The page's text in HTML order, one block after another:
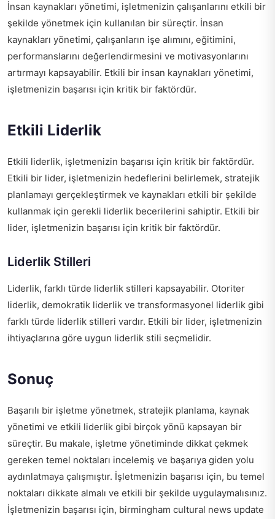
İnsan kaynakları yönetimi, işletmenizin çalışanlarını etkili bir
şekilde yönetmek için kullanılan bir süreçtir. İnsan
kaynakları yönetimi, çalışanların işe alımını, eğitimini,
performanslarını değerlendirmesini ve motivasyonlarını
artırmayı kapsayabilir. Etkili bir insan kaynakları yönetimi,
işletmenizin başarısı için kritik bir faktördür.
Etkili Liderlik
Etkili liderlik, işletmenizin başarısı için kritik bir faktördür.
Etkili bir lider, işletmenizin hedeflerini belirlemek, stratejik
planlamayı gerçekleştirmek ve kaynakları etkili bir şekilde
kullanmak için gerekli liderlik becerilerini sahiptir. Etkili bir
lider, işletmenizin başarısı için kritik bir faktördür.
Liderlik Stilleri
Liderlik, farklı türde liderlik stilleri kapsayabilir. Otoriter
liderlik, demokratik liderlik ve transformasyonel liderlik gibi
farklı türde liderlik stilleri vardır. Etkili bir lider, işletmenizin
ihtiyaçlarına göre uygun liderlik stili seçmelidir.
Sonuç
Başarılı bir işletme yönetmek, stratejik planlama, kaynak
yönetimi ve etkili liderlik gibi birçok yönü kapsayan bir
süreçtir. Bu makale, işletme yönetiminde dikkat çekmek
gereken temel noktaları incelemiş ve başarıya giden yolu
aydınlatmaya çalışmıştır. İşletmenizin başarısı için, bu temel
noktaları dikkate almalı ve etkili bir şekilde uygulaymalısınız.
İşletmenizin başarısı için, birmingham cultural news update